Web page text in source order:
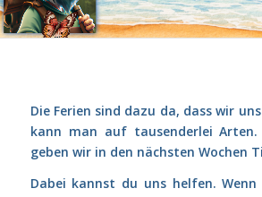
Die Ferien sind dazu da, dass wir
kann man auf tausenderlei
geben wir in den nächsten Wochen
Dabei kannst du uns helfen.